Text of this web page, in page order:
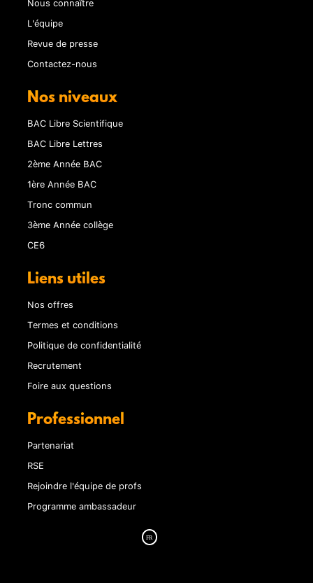
L'équipe
Revue de presse
Contactez-nous
Nos niveaux
BAC Libre Scientifique
BAC Libre Lettres
2ème Année BAC
1ère Année BAC
Tronc commun
3ème Année collège
CE6
Liens utiles
Nos offres
Termes et conditions
Politique de confidentialité
Recrutement
Foire aux questions
Professionnel
Partenariat
RSE
Rejoindre l'équipe de profs
Programme ambassadeur